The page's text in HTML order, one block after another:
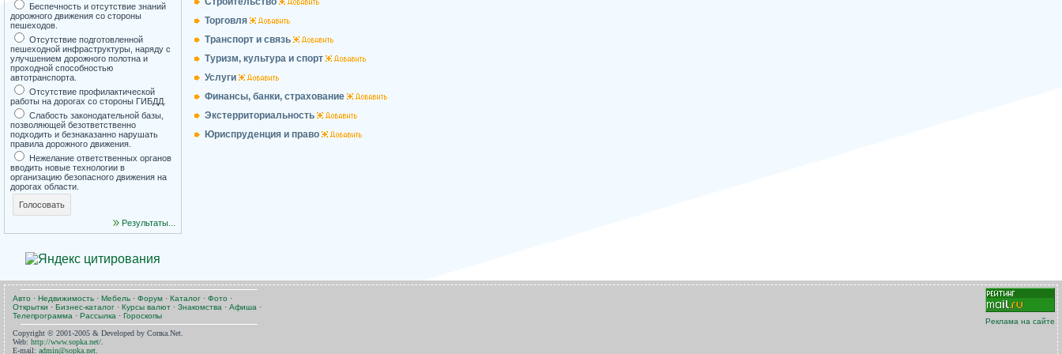
Беспечность и отсутствие знаний
дорожного движения со стороны
пешеходов.
Отсутствие подготовленной
пешеходной инфраструктуры, наряду с
улучшением дорожного полотна и
проходной способностью
автотранспорта.
Отсутствие профилактической
работы на дорогах со стороны ГИБДД.
Слабость законодательной базы,
позволяющей безответственно
подходить и безнаказанно нарушать
правила дорожного движения.
Нежелание ответственных органов
вводить новые технологии в
организацию безопасного движения на
дорогах области.
Результаты...
Торговля
Транспорт и связь
Туризм, культура и спорт
Услуги
Финансы, банки, страхование
Экстерриториальность
Юриспруденция и право
Авто · Недвижимость · Мебель · Форум · Каталог · Фото ·
Открытки · Бизнес-каталог · Курсы валют · Знакомства · Афиша ·
Телепрограмма · Рассылка · Гороскопы
Copyright © 2001-2005 & Developed by Сопка.Net.
Web: http://www.sopka.net/
E-mail: admin@sopka.net
Реклама на сайте